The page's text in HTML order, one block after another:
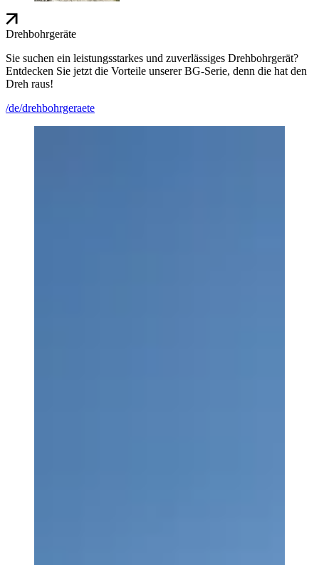
Drehbohrgeräte
Sie suchen ein leistungsstarkes und zuverlässiges Drehbohrgerät?
Entdecken Sie jetzt die Vorteile unserer BG-Serie, denn die hat den
Dreh raus!
/de/drehbohrgeraete